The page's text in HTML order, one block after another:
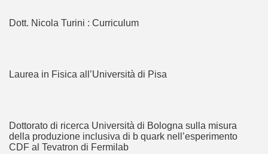
Dott. Nicola Turini : Curriculum
Laurea in Fisica all’Università di Pisa
Dottorato di ricerca Università di Bologna sulla misura
della produzione inclusiva di b quark nell’esperimento
CDF al Tevatron di Fermilab